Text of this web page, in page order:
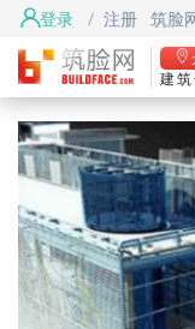
登录 / 注册 筑脸
建